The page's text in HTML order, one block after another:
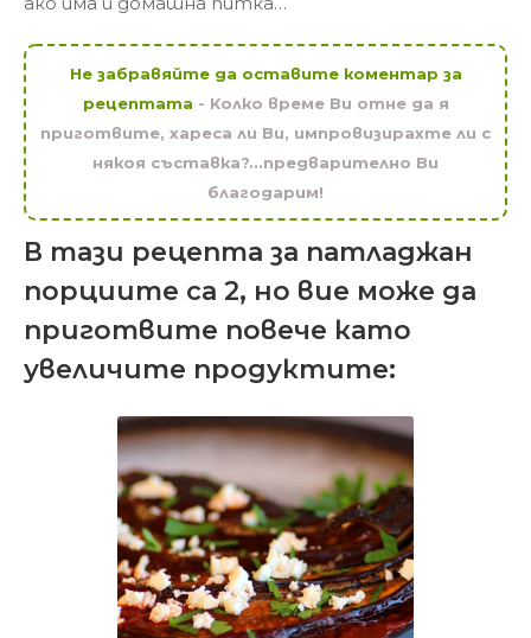
Не забравяйте да оставите коментар за
рецептата - Колко време Ви отне да я
приготвите, хареса ли Ви, импровизирахте ли с
някоя съставка?...предварително Ви
благодарим!
В тази рецепта за патладжан
порциите са 2, но вие може да
приготвите повече като
увеличите продуктите: